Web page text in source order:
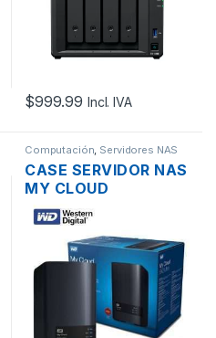
2XGIGABIT
$999.99 Incl. IVA
Computación Servidores NAS
CASE SERVIDOR NAS
MY CLOUD
WESTERN DIGITAL 2
BAHÍAS SATA CON
USB 3.0 Y PUERTO
DE RED GIGABIT